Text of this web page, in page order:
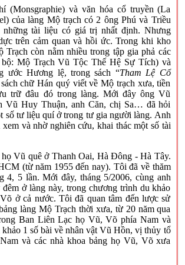
(Monsgraphie) và văn hóa cổ truyền (La
của làng Mộ trạch có 2 ông Phú và Triều
những tài liệu có giá trị nhất định. Nhưng
trên cảm quan và hồi ức. Trong khi kho
Trạch còn nằm nhiều trong tập gia phả các
bộ: Mộ Trạch Vũ Tộc Thế Hệ Sự Tích) và
ước Hương lệ, trong sách “Tham Lệ Cổ
chữ Hán quý viết về Mộ trạch xưa, tiền
trữ đâu đó trong làng. Mới đây ông Vũ
Vũ Huy Thuận, anh Căn, chị Sa… đã hỏi
số tư liệu quí ở trong tư gia người làng. Anh
và nhờ nghiên cứu, khai thác một số tài
Vũ quê ở Thanh Oai, Hà Đông - Hà Tây.
(từ năm 1955 đến nay). Tôi đã về thăm
4, 5 lần. Mới đây, tháng 5/2006, cùng anh
ở làng này, trong chương trình du khảo
ở cả nước. Tôi đã quan tâm đến lược sử
làng Mộ Trạch thời xưa, từ 20 năm qua
Ban Liên Lạc họ Vũ, Võ phía Nam và
1 số bài về nhân vật Vũ Hồn, vị thủy tổ
và các nhà khoa bảng họ Vũ, Võ xưa